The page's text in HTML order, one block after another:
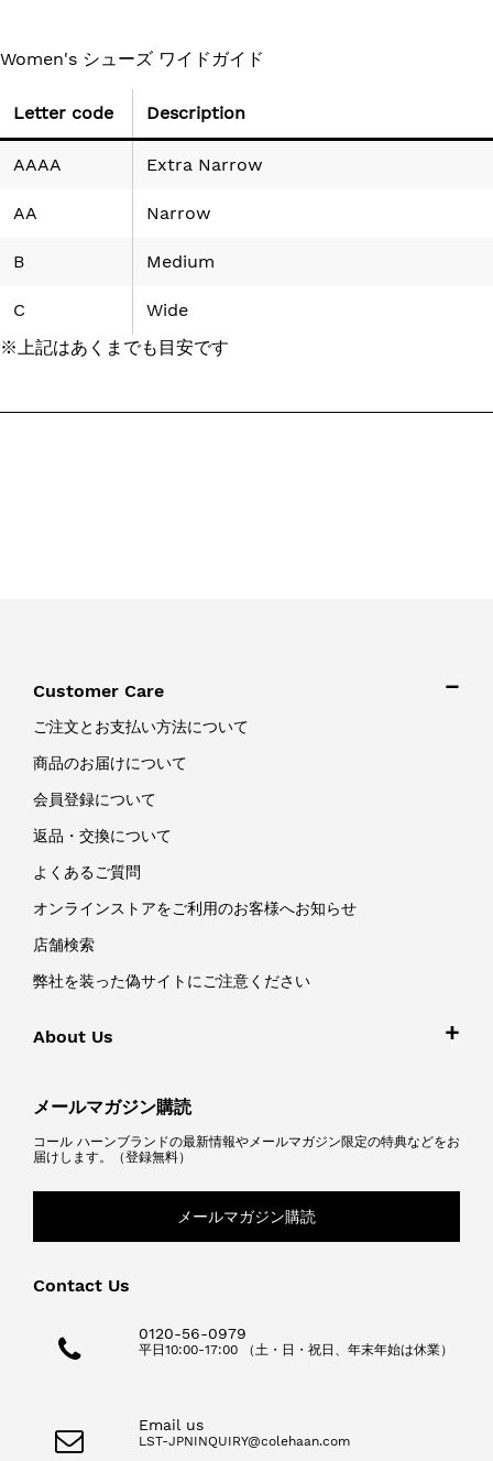
Women's シューズ ワイドガイド
Letter code Description
AAAA Extra Narrow
AA Narrow
B Medium
C
Wide
※上記はあくまでも目安です
Customer Care
ご注文とお支払い方法について
商品のお届けについて
会員登録について
返品・交換について
よくあるご質問
オンラインストアをご利用のお客様へお知らせ
店舗検索
弊社を装った偽サイトにご注意ください
About Us
メールマガジン購読
コール ハーンブランドの最新情報やメールマガジン限定の特典などをお
届けします。（登録無料）
メールマガジン購読
Contact Us
0120-56-0979
平日10:00-17:00 （土・日・祝日、年末年始は休業）
Email us
LST-JPNINQUIRY@colehaan.com